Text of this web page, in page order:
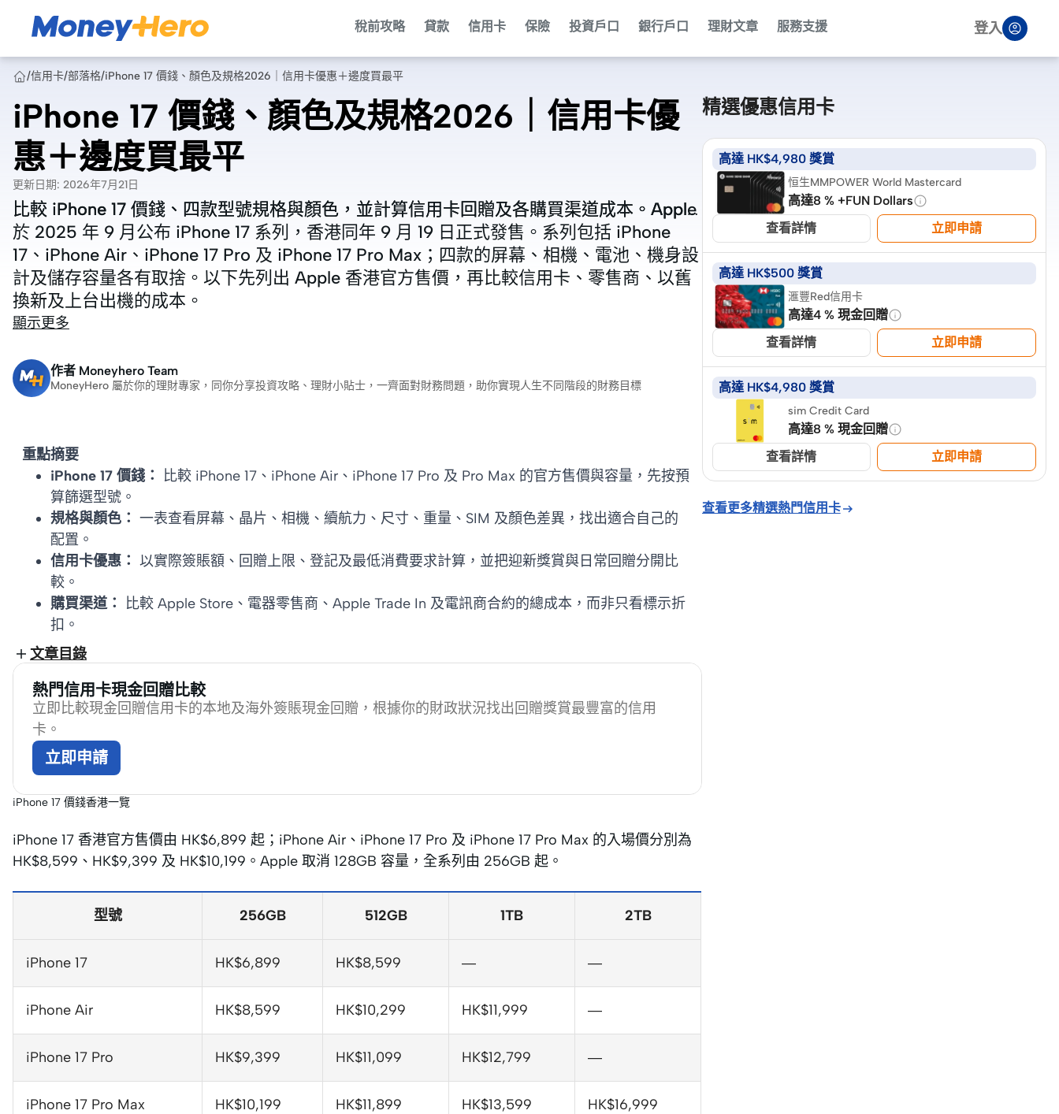
稅前攻略 貸款 信用卡 保險 投資戶口 銀行戶口 理財文章 服務支援 登入
/信用卡/部落格/iPhone 17 價錢、顏色及規格2026｜信用卡優惠＋邊度買最平
iPhone 17 價錢、顏色及規格2026｜信用卡優
惠＋邊度買最平
更新日期: 2026年7月21日
比較 iPhone 17 價錢、四款型號規格與顏色，並計算信用卡回贈及各購買渠道成本。Apple
於 2025 年 9 月公布 iPhone 17 系列，香港同年 9 月 19 日正式發售。系列包括 iPhone
17、iPhone Air、iPhone 17 Pro 及 iPhone 17 Pro Max；四款的屏幕、相機、電池、機身設
計及儲存容量各有取捨。以下先列出 Apple 香港官方售價，再比較信用卡、零售商、以舊
換新及上台出機的成本。
比較 iPhone 17 價錢、四款型號規格與顏色，並計算信用卡回贈及各購買渠道成本。Apple
於 2025 年 9 月公布 iPhone 17 系列，香港同年 9 月 19 日正式發售。系列包括 iPhone
17、iPhone Air、iPhone 17 Pro 及 iPhone 17 Pro Max；四款的屏幕、相機、電池、機身設
計及儲存容量各有取捨。以下先列出 Apple 香港官方售價，再比較信用卡、零售商、以舊
換新及上台出機的成本。
顯示更多
作者 Moneyhero Team
MoneyHero 屬於你的理財專家，同你分享投資攻略、理財小貼士，一齊面對財務問題，助你實現人生不同階段的財務目標
重點摘要
iPhone 17 價錢：
比較 iPhone 17、iPhone Air、iPhone 17 Pro 及 Pro Max 的官方售價與容量，先按預
算篩選型號。
規格與顏色： 一表查看屏幕、晶片、相機、續航力、尺寸、重量、SIM 及顏色差異，找出適合自己的
配置。
信用卡優惠： 以實際簽賬額、回贈上限、登記及最低消費要求計算，並把迎新獎賞與日常回贈分開比
較。
購買渠道：
比較 Apple Store、電器零售商、Apple Trade In 及電訊商合約的總成本，而非只看標示折
扣。
文章目錄
熱門信用卡現金回贈比較
立即比較現金回贈信用卡的本地及海外簽賬現金回贈，根據你的財政狀況找出回贈獎賞最豐富的信用
卡。
立即申請
iPhone 17 價錢香港一覽
iPhone 17 香港官方售價由 HK$6,899 起；iPhone Air、iPhone 17 Pro 及 iPhone 17 Pro Max 的入場價分別為
HK$8,599、HK$9,399 及 HK$10,199。Apple 取消 128GB 容量，全系列由 256GB 起。
型號 256GB 512GB 1TB 2TB
iPhone 17 HK$6,899 HK$8,599 — —
iPhone Air HK$8,599 HK$10,299 HK$11,999 —
iPhone 17 Pro HK$9,399 HK$11,099 HK$12,799 —
iPhone 17 Pro Max HK$10,199 HK$11,899 HK$13,599 HK$16,999
精選優惠信用卡
高達 HK$4,980 獎賞
恒生MMPOWER World Mastercard
高達8 % +FUN Dollars
查看詳情
立即申請
高達 HK$500 獎賞
滙豐Red信用卡
高達4 % 現金回贈
查看詳情
立即申請
高達 HK$4,980 獎賞
sim Credit Card
高達8 % 現金回贈
查看詳情
立即申請
查看更多精選熱門信用卡